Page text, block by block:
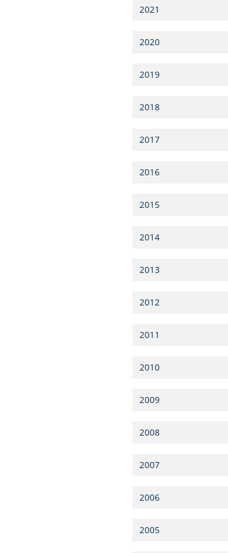
2021
2020
2019
2018
2017
2016
2015
2014
2013
2012
2011
2010
2009
2008
2007
2006
2005